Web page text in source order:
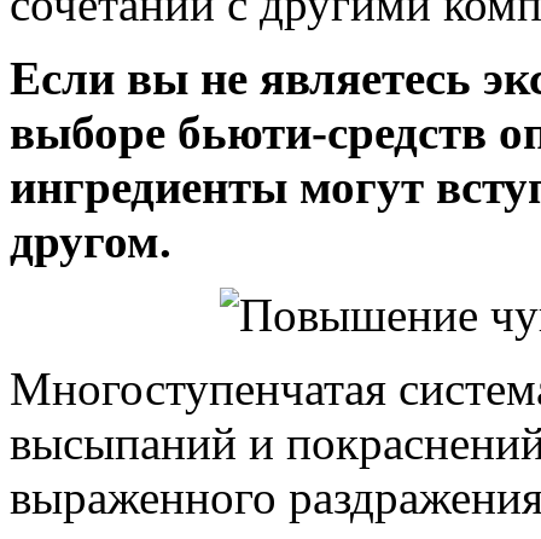
Если вы не являетесь
выборе бьюти-средств
ингредиенты могут
другом.
Многоступенчатая
высыпаний и
выраженного